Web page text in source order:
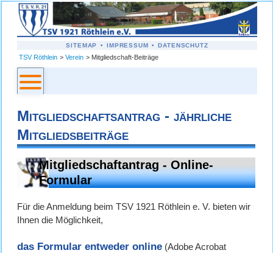
NAVIGATION
ÜBERSPRINGEN
SITEMAP IMPRESSUM DATENSCHUTZ
TSV Röthlein Verein Mitgliedschaft-Beiträge
Mitgliedschaftsantrag - jährliche
Mitgliedsbeiträge
Mitgliedschaftantrag - Online-
Formular
Für die Anmeldung beim TSV 1921 Röthlein e. V. bieten wir
Ihnen die Möglichkeit,
das Formular entweder online(Adobe Acrobat